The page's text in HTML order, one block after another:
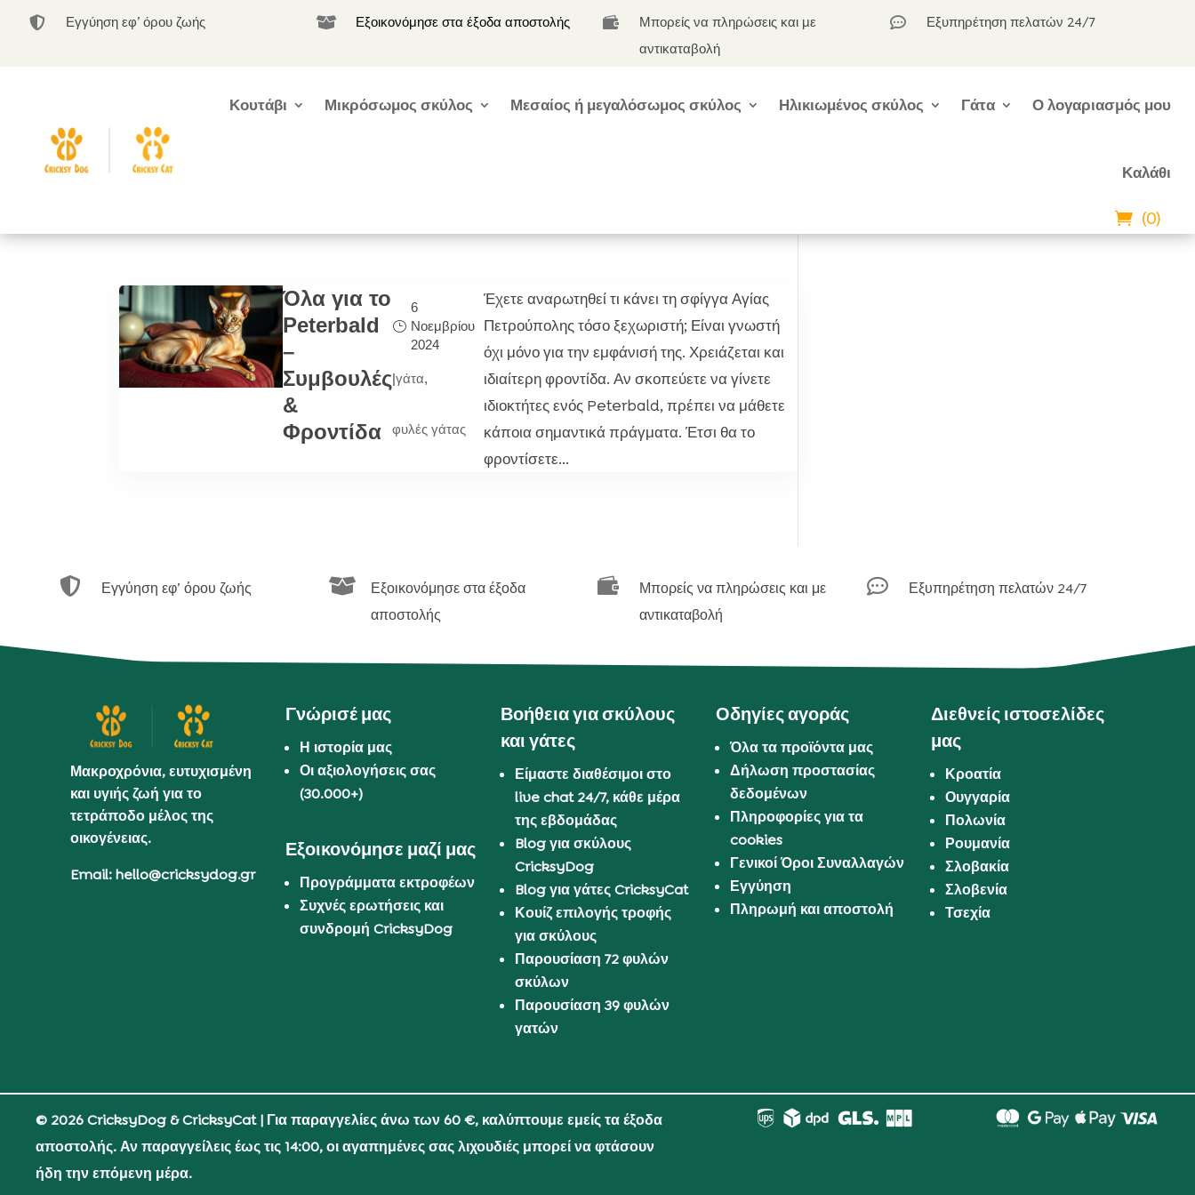
 Εγγύηση εφ’ όρου ζωής  Εξοικονόμησε στα έξοδα αποστολής 
Μπορείς να πληρώσεις και με
αντικαταβολή
 Εξυπηρέτηση πελατών 24/7
Κουτάβι Μικρόσωμος σκύλος Μεσαίος ή μεγαλόσωμος σκύλος Ηλικιωμένος σκύλος Γάτα Ο λογαριασμός μου
Καλάθι
(0)
Όλα για το
Peterbald
–
Συμβουλές
&
Φροντίδα
6
Νοεμβρίου
2024
|γάτα,
φυλές γάτας
Έχετε αναρωτηθεί τι κάνει τη σφίγγα Αγίας
Πετρούπολης τόσο ξεχωριστή; Είναι γνωστή
όχι μόνο για την εμφάνισή της. Χρειάζεται και
ιδιαίτερη φροντίδα. Αν σκοπεύετε να γίνετε
ιδιοκτήτες ενός Peterbald, πρέπει να μάθετε
κάποια σημαντικά πράγματα. Έτσι θα το
φροντίσετε...
 Εγγύηση εφ’ όρου ζωής 
Εξοικονόμησε στα έξοδα
αποστολής

Μπορείς να πληρώσεις και με
αντικαταβολή
 Εξυπηρέτηση πελατών 24/7
Μακροχρόνια, ευτυχισμένη
και υγιής ζωή για το
τετράποδο μέλος της
οικογένειας.
Email: hello@cricksydog.gr
Γνώρισέ μας
Η ιστορία μας
Οι αξιολογήσεις σας
(30.000+)
Εξοικονόμησε μαζί μας
Προγράμματα εκτροφέων
Συχνές ερωτήσεις και
συνδρομή CricksyDog
Βοήθεια για σκύλους
και γάτες
Είμαστε διαθέσιμοι στο
live chat 24/7, κάθε μέρα
της εβδομάδας
Blog για σκύλους
CricksyDog
Blog για γάτες CricksyCat
Κουίζ επιλογής τροφής
για σκύλους
Παρουσίαση 72 φυλών
σκύλων
Παρουσίαση 39 φυλών
γατών
Οδηγίες αγοράς
Όλα τα προϊόντα μας
Δήλωση προστασίας
δεδομένων
Πληροφορίες για τα
cookies
Γενικοί Όροι Συναλλαγών
Εγγύηση
Πληρωμή και αποστολή
Διεθνείς ιστοσελίδες
μας
Κροατία
Ουγγαρία
Πολωνία
Ρουμανία
Σλοβακία
Σλοβενία
Τσεχία
© 2026 CricksyDog & CricksyCat| Για παραγγελίες άνω των 60 €, καλύπτουμε εμείς τα έξοδα
αποστολής. Αν παραγγείλεις έως τις 14:00, οι αγαπημένες σας λιχουδιές μπορεί να φτάσουν
ήδη την επόμενη μέρα.